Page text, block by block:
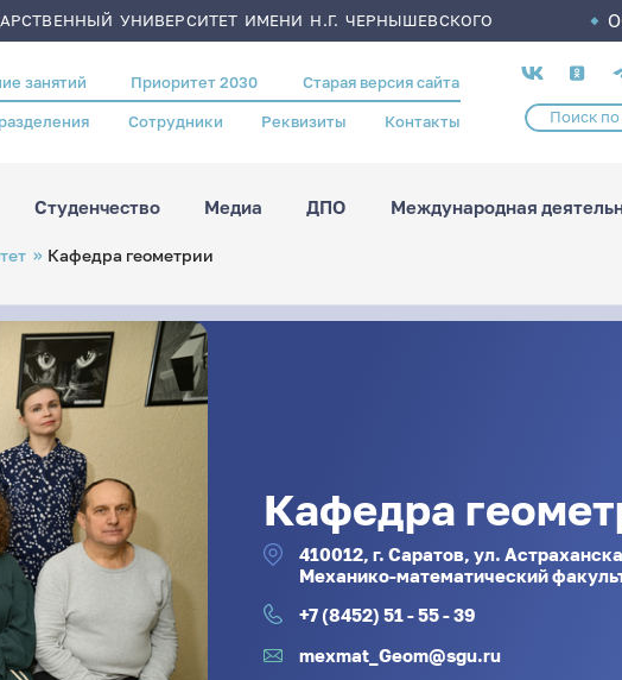
УНИВЕРСИТЕТ ИМЕНИ Н.Г. ЧЕРНЫШЕВСКОГО
занятий Приоритет 2030 Старая версия сайта
Сотрудники Реквизиты Контакты
Социальные
сети
Студенчество Медиа ДПО Международная
Кафедра геометрии
Кафедра
410012, г. Саратов, ул.
Механико-математический
+7 (8452) 51 - 55 - 39
mexmat_Geom@sgu.ru